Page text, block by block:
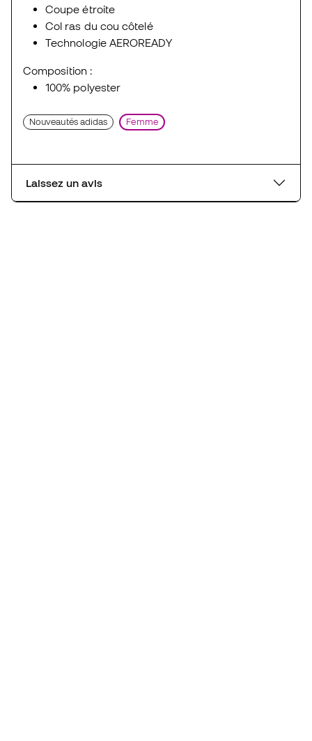
Coupe étroite
Col ras du cou côtelé
Technologie AEROREADY
Composition :
100% polyester
Nouveautés adidas Femme
Laissez un avis